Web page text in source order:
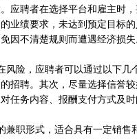
应聘者在选择平台和雇主时
业绩要求，未达到预定目标
因不清楚规则而遭遇经济损
风险，应聘者可以通过以下
招聘。其次，尽量选择信誉
任务内容、报酬支付方式及
兼职形式，适合具有一定销